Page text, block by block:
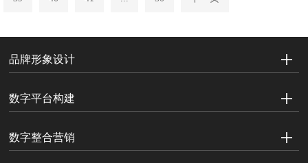
品牌形象设计
数字平台构建
数字整合营销